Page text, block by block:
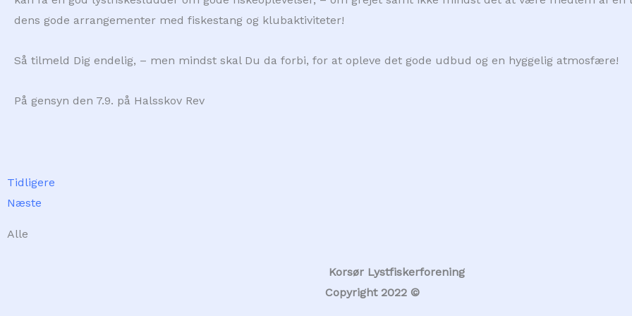
dens gode arrangementer med fiskestang og klubaktiviteter!
Så tilmeld Dig endelig, – men mindst skal Du da forbi, for at opleve det gode udbud og en hyggelig atmosfære!
På gensyn den 7.9. på Halsskov Rev
Prev
Tidligere
Næste
Next
Alle
Korsør Lystfiskerforening
Copyright 2022 ©